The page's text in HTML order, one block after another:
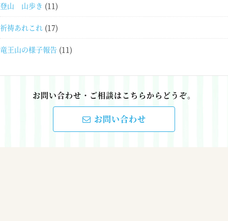
登山 山歩き (11)
祈祷あれこれ (17)
竜王山の様子報告 (11)
お問い合わせ・ご相談はこちらからどうぞ。
お問い合わせ